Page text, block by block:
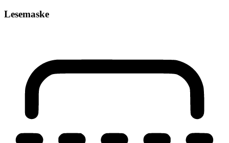
Lesemaske